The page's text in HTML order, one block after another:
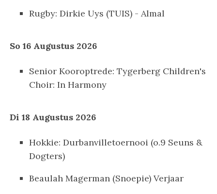
Rugby: Dirkie Uys (TUIS) - Almal
So 16 Augustus 2026
Senior Kooroptrede: Tygerberg Children's
Choir: In Harmony
Di 18 Augustus 2026
Hokkie: Durbanvilletoernooi (o.9 Seuns &
Dogters)
Beaulah Magerman (Snoepie) Verjaar